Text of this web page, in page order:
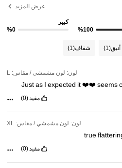
عرض المزيد
%100
كبير
%0
أنيق(1) شفاف(1)
لون: لون مشمشي / مقاس: L
Justas Iexpected it❤️❤️seems
مفيد(0)
لون: لون مشمشي / مقاس: XL
true
مفيد(0)